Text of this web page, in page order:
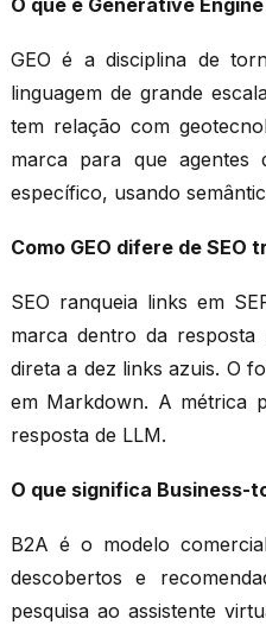
O que é Generative
GEO é a disciplina de
linguagem de grande
tem relação com
marca para que
específico, usando
Como GEO difere de SEO
SEO ranqueia links em
marca dentro da
direta a dez links azuis. O
em Markdown. A métrica
resposta de LLM.
O que significa Business-
B2A é o modelo
descobertos e
pesquisa ao assistente